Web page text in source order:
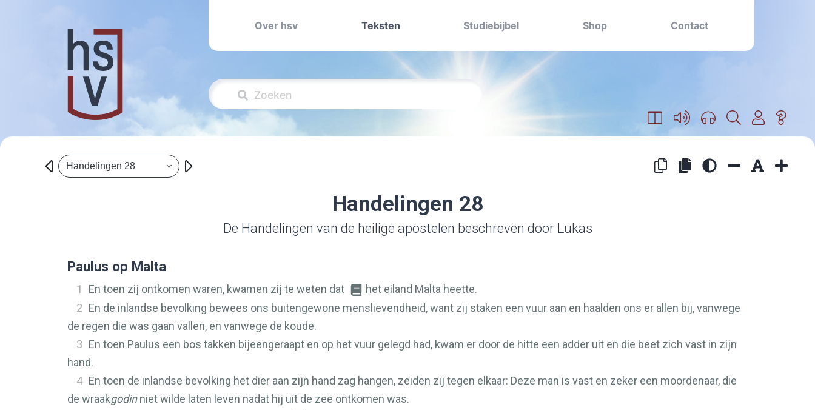
Over hsv Teksten Studiebijbel Shop Contact
Handelingen 28
Handelingen 28
De Handelingen van de heilige apostelen beschreven door Lukas
Paulus op Malta
1 En toen zij ontkomen waren, kwamen zij te weten dat
het eiland Malta heette.
2 En de inlandse bevolking bewees ons buitengewone menslievendheid, want zij staken een vuur aan en haalden ons er allen bij, vanwege
de regen die was gaan vallen, en vanwege de koude.
3 En toen Paulus een bos takken bijeengeraapt en op het vuur gelegd had, kwam er door de hitte een adder uit en die beet zich vast in zijn
hand.
4 En toen de inlandse bevolking het dier aan zijn hand zag hangen, zeiden zij tegen elkaar: Deze man is vast en zeker een moordenaar, die
de wraakgodinniet wilde laten leven nadat hij uit de zee ontkomen was.